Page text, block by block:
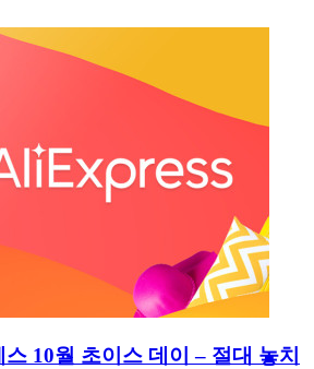
10월 초이스 데이 – 절대 놓치